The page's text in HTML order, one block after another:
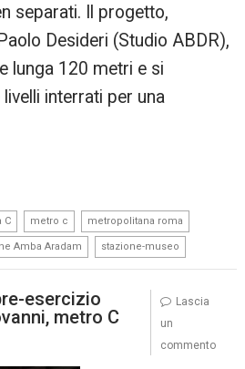
separati. Il progetto,
Desideri (Studio ABDR),
lunga 120 metri e si
interrati per una
C metro c metropolitana roma
Amba Aradam stazione-museo
esercizio
metro C
Lascia
un
commento